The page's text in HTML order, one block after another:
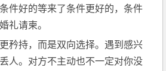
件好的等来了条件更好的，条件
礼请柬。
矜持，而是双向选择。遇到感兴
人。对方不主动也不一定对你没